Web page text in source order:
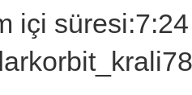
içi süresi:7:24